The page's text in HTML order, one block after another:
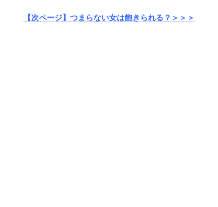
【次ページ】つまらない女は飽きられる？＞＞＞